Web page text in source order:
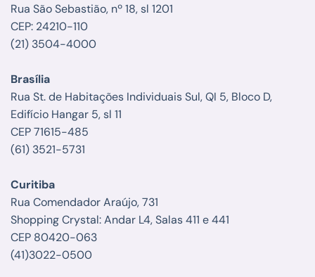
Rua São Sebastião, nº 18, sl 1201
CEP: 24210-110
(21) 3504-4000
Brasília
Rua St. de Habitações Individuais Sul, QI 5, Bloco D,
Edifício Hangar 5, sl 11
CEP 71615-485
(61) 3521-5731
Curitiba
Rua Comendador Araújo, 731
Shopping Crystal: Andar L4, Salas 411 e 441
CEP 80420-063
(41)3022-0500